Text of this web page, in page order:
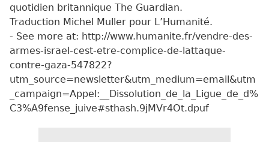
quotidien britannique The Guardian.
Traduction Michel Muller pour L’Humanité.
- See more at: http://www.humanite.fr/vendre-des-
armes-israel-cest-etre-complice-de-lattaque-
contre-gaza-547822?
utm_source=newsletter&utm_medium=email&utm
_campaign=Appel:__Dissolution_de_la_Ligue_de_d%
C3%A9fense_juive#sthash.9jMVr4Ot.dpuf